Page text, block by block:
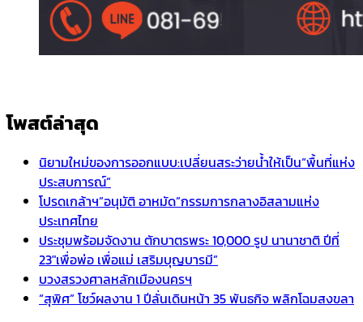
โพสต์ล่าสุด
นิยามใหม่ของการออกแบบ:เปลี่ยนสระว่ายน้ำให้เป็น“พื้นที่แห่ง
ประสบการณ์”
โปรดเกล้าฯ”อนุมัติ อาหมัด”กรรมการกลางอิสลามแห่ง
ประเทศไทย
ประชุมพร้อมจัดงาน ตักบาตรพระ 10,000 รูป นานาชาติ ปีที่
23″เพื่อพ่อ เพื่อแม่ เสริมบุญบารมี”
บวงสรวงศาลหลักเมืองนครฯ
“สุพิศ” โชว์ผลงาน 1 ปีลั่นเดินหน้า 35 พันธกิจ พลิกโฉมสงขลา